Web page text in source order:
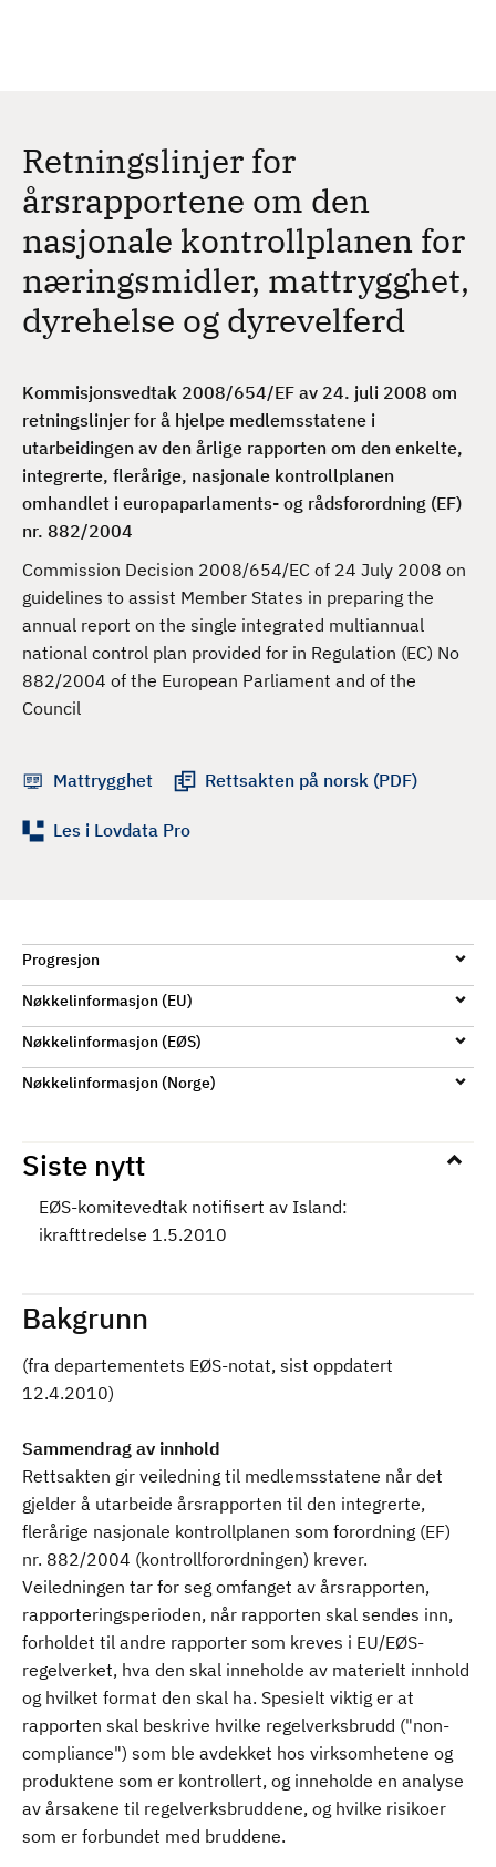
Retningslinjer for
årsrapportene om den
nasjonale kontrollplanen for
næringsmidler, mattrygghet,
dyrehelse og dyrevelferd
Kommisjonsvedtak 2008/654/EF av 24. juli 2008 om
retningslinjer for å hjelpe medlemsstatene i
utarbeidingen av den årlige rapporten om den enkelte,
integrerte, flerårige, nasjonale kontrollplanen
omhandlet i europaparlaments- og rådsforordning (EF)
nr. 882/2004
Commission Decision 2008/654/EC of 24 July 2008 on
guidelines to assist Member States in preparing the
annual report on the single integrated multiannual
national control plan provided for in Regulation (EC) No
882/2004 of the European Parliament and of the
Council
Mattrygghet Rettsakten på norsk (PDF)
Les i Lovdata Pro
Progresjon
Nøkkelinformasjon (EU)
Nøkkelinformasjon (EØS)
Nøkkelinformasjon (Norge)
Siste nytt
EØS-komitevedtak notifisert av Island:
ikrafttredelse 1.5.2010
Bakgrunn
(fra departementets EØS-notat, sist oppdatert
12.4.2010)
Sammendrag av innhold
Rettsakten gir veiledning til medlemsstatene når det
gjelder å utarbeide årsrapporten til den integrerte,
flerårige nasjonale kontrollplanen som forordning (EF)
nr. 882/2004 (kontrollforordningen) krever.
Veiledningen tar for seg omfanget av årsrapporten,
rapporteringsperioden, når rapporten skal sendes inn,
forholdet til andre rapporter som kreves i EU/EØS-
regelverket, hva den skal inneholde av materielt innhold
og hvilket format den skal ha. Spesielt viktig er at
rapporten skal beskrive hvilke regelverksbrudd ("non-
compliance") som ble avdekket hos virksomhetene og
produktene som er kontrollert, og inneholde en analyse
av årsakene til regelverksbruddene, og hvilke risikoer
som er forbundet med bruddene.